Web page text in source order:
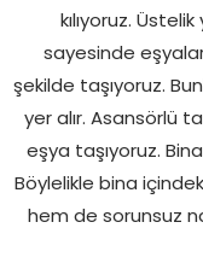
kılıyoruz.
sayesinde
şekilde taşıyoruz.
yer alır. Asansörlü
eşya taşıyoruz.
Böylelikle bina
hem de sorunsuz